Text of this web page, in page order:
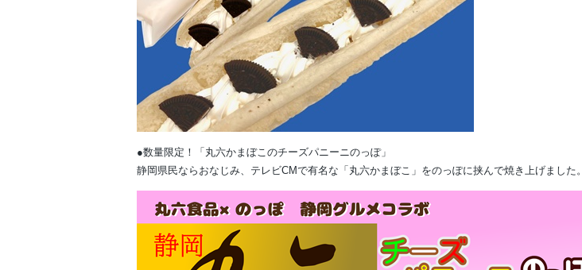
●数量限定！「丸六かまぼこのチーズパニーニのっぽ」
静岡県民ならおなじみ、テレビCMで有名な「丸六かまぼこ」をのっぽに挟んで焼き上げました。